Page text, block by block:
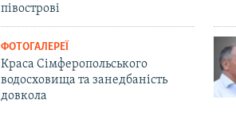
півострові
ФОТОГАЛЕРЕЇ
Краса Сімферопольського
водосховища та занедбаність
довкола